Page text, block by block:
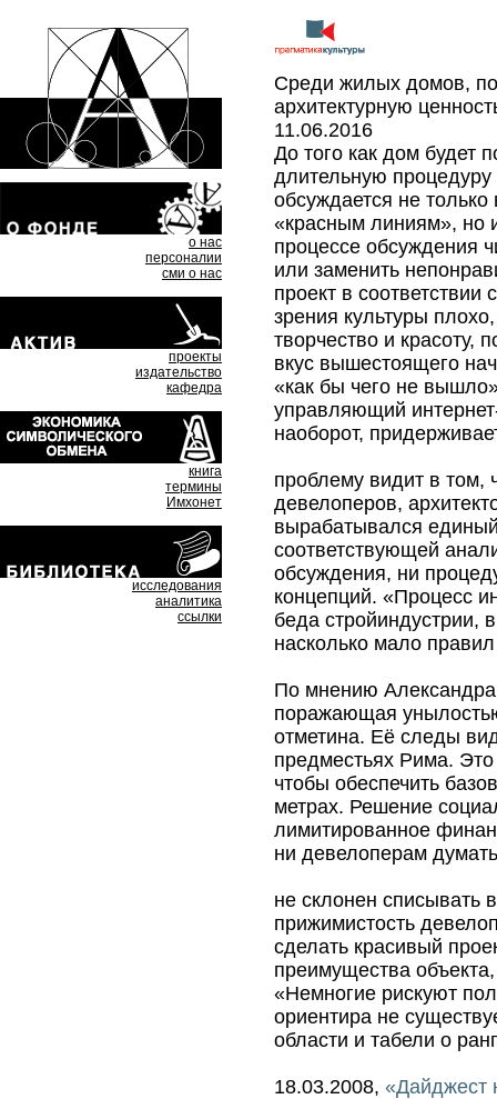
о нас
персоналии
сми о нас
проекты
издательство
кафедра
книга
термины
Имхонет
исследования
аналитика
ссылки
Среди жилых домов,
архитектурную
11.06.2016
До того как дом будет
длительную
обсуждается не только
«красным линиям», но
процессе обсуждения
или заменить
проект в
зрения культуры
творчество и красоту,
вкус вышестоящего
«как бы чего не
управляющий
наоборот,
проблему видит в том,
девелоперов,
вырабатывался
соответствующей
обсуждения, ни
концепций. «Процесс
беда стройиндустрии,
насколько мало
По мнению Александра
поражающая
отметина. Её следы
предместьях Рима. Это
чтобы обеспечить
метрах. Решение
лимитированное
ни девелоперам
не склонен списывать
прижимистость
сделать красивый
преимущества объекта,
«Немногие рискуют
ориентира не
области и табели о
18.03.2008, «Дайджест